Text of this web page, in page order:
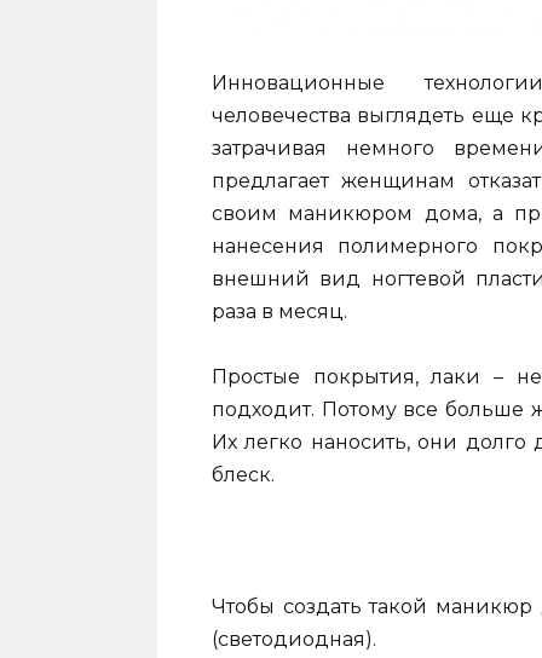
Инновационные
человечества выглядеть еще
затрачивая немного
предлагает женщинам
своим маникюром дома, а
нанесения полимерного
внешний вид ногтевой
раза в месяц.
Простые покрытия, лаки –
подходит. Потому все больше
Их легко наносить, они долго
блеск.
Чтобы создать такой
(светодиодная).